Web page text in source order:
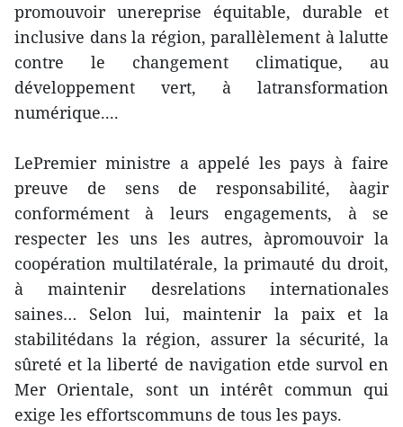
promouvoir unereprise équitable, durable et
inclusive dans la région, parallèlement à lalutte
contre le changement climatique, au
développement vert, à latransformation
numérique....
LePremier ministre a appelé les pays à faire
preuve de sens de responsabilité, àagir
conformément à leurs engagements, à se
respecter les uns les autres, àpromouvoir la
coopération multilatérale, la primauté du droit,
à maintenir desrelations internationales
saines… Selon lui, maintenir la paix et la
stabilitédans la région, assurer la sécurité, la
sûreté et la liberté de navigation etde survol en
Mer Orientale, sont un intérêt commun qui
exige les effortscommuns de tous les pays.